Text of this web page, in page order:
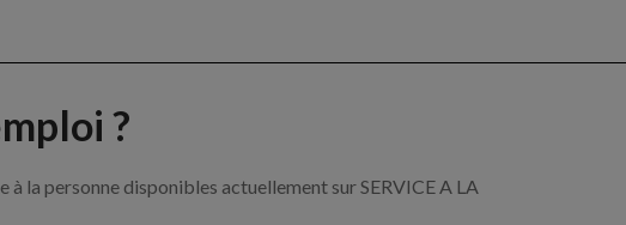
?
à la personne disponibles actuellement sur SERVICE A LA